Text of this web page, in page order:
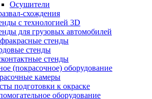
Осушители
схождения
с технологией 3D
для грузовых автомобилей
стенды
стенды
стенды
(покрасочное) оборудование
камеры
подготовки к окраске
оборудование